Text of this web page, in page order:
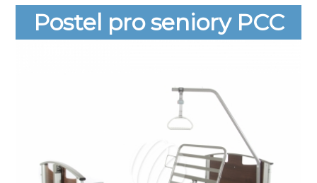
Postel pro seniory PCC